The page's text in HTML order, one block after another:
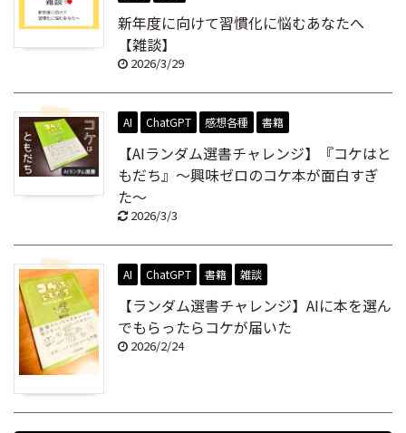
新年度に向けて習慣化に悩むあなたへ
【雑談】
2026/3/29
AI ChatGPT 感想各種 書籍
【AIランダム選書チャレンジ】『コケはと
もだち』～興味ゼロのコケ本が面白すぎ
た～
2026/3/3
AI ChatGPT 書籍 雑談
【ランダム選書チャレンジ】AIに本を選ん
でもらったらコケが届いた
2026/2/24